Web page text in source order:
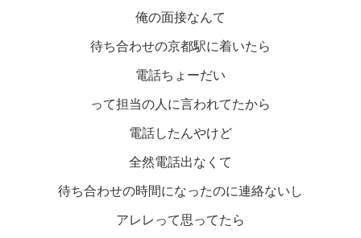
俺の面接なんて
待ち合わせの京都駅に着いたら
電話ちょーだい
って担当の人に言われてたから
電話したんやけど
全然電話出なくて
待ち合わせの時間になったのに連絡ないし
アレレって思ってたら